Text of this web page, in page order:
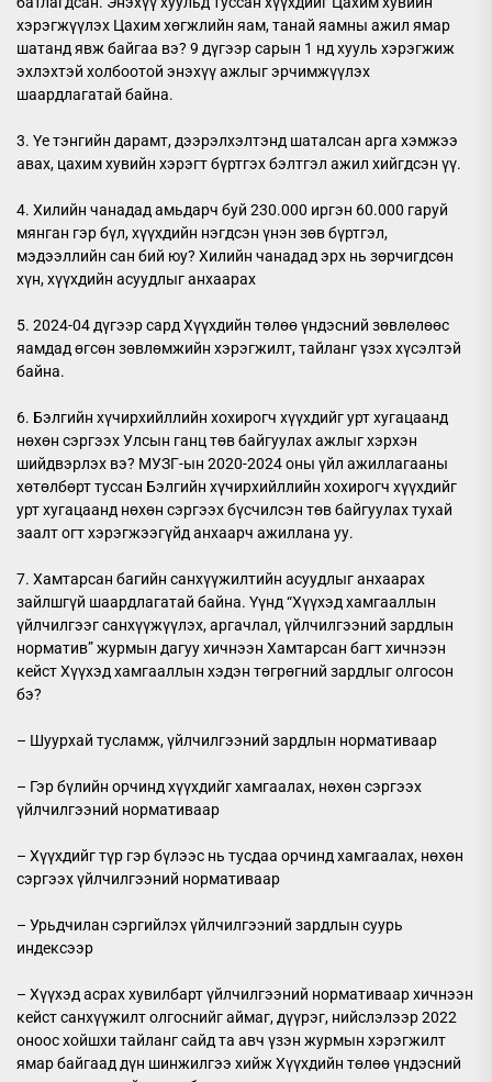
хэрэгжүүлэх Цахим хөгжлийн яам, танай яамны ажил ямар
шатанд явж байгаа вэ? 9 дүгээр сарын 1 нд хууль хэрэгжиж
эхлэхтэй холбоотой энэхүү ажлыг эрчимжүүлэх
шаардлагатай байна.
3. Үе тэнгийн дарамт, дээрэлхэлтэнд шаталсан арга хэмжээ
авах, цахим хувийн хэрэгт бүртгэх бэлтгэл ажил хийгдсэн үү.
4. Хилийн чанадад амьдарч буй 230.000 иргэн 60.000 гаруй
мянган гэр бүл, хүүхдийн нэгдсэн үнэн зөв бүртгэл,
мэдээллийн сан бий юу? Хилийн чанадад эрх нь зөрчигдсөн
хүн, хүүхдийн асуудлыг анхаарах
5. 2024-04 дүгээр сард Хүүхдийн төлөө үндэсний зөвлөлөөс
яамдад өгсөн зөвлөмжийн хэрэгжилт, тайланг үзэх хүсэлтэй
байна.
6. Бэлгийн хүчирхийллийн хохирогч хүүхдийг урт хугацаанд
нөхөн сэргээх Улсын ганц төв байгуулах ажлыг хэрхэн
шийдвэрлэх вэ? МУЗГ-ын 2020-2024 оны үйл ажиллагааны
хөтөлбөрт туссан Бэлгийн хүчирхийллийн хохирогч хүүхдийг
урт хугацаанд нөхөн сэргээх бүсчилсэн төв байгуулах тухай
заалт огт хэрэгжээгүйд анхаарч ажиллана уу.
7. Хамтарсан багийн санхүүжилтийн асуудлыг анхаарах
зайлшгүй шаардлагатай байна. Үүнд “Хүүхэд хамгааллын
үйлчилгээг санхүүжүүлэх, аргачлал, үйлчилгээний зардлын
норматив” журмын дагуу хичнээн Хамтарсан багт хичнээн
кейст Хүүхэд хамгааллын хэдэн төгрөгний зардлыг олгосон
бэ?
– Шуурхай тусламж, үйлчилгээний зардлын нормативаар
– Гэр бүлийн орчинд хүүхдийг хамгаалах, нөхөн сэргээх
үйлчилгээний нормативаар
– Хүүхдийг түр гэр бүлээс нь тусдаа орчинд хамгаалах, нөхөн
сэргээх үйлчилгээний нормативаар
– Урьдчилан сэргийлэх үйлчилгээний зардлын суурь
индексээр
– Хүүхэд асрах хувилбарт үйлчилгээний нормативаар хичнээн
кейст санхүүжилт олгоснийг аймаг, дүүрэг, нийслэлээр 2022
оноос хойшхи тайланг сайд та авч үзэн журмын хэрэгжилт
ямар байгаад дүн шинжилгээ хийж Хүүхдийн төлөө үндэсний